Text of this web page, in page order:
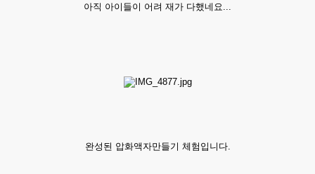
아직 아이들이 어려 재가 다했네요...
완성된 압화액자만들기 체험입니다.